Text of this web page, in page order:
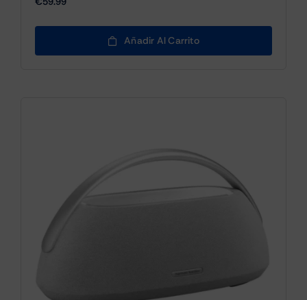
Añadir Al Carrito